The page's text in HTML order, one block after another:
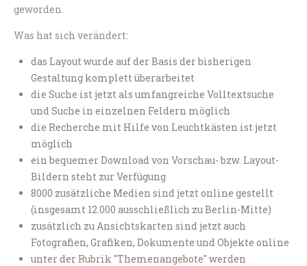
geworden.
Was hat sich verändert:
das Layout wurde auf der Basis der bisherigen
Gestaltung komplett überarbeitet
die Suche ist jetzt als umfangreiche Volltextsuche
und Suche in einzelnen Feldern möglich
die Recherche mit Hilfe von Leuchtkästen ist jetzt
möglich
ein bequemer Download von Vorschau- bzw. Layout-
Bildern steht zur Verfügung
8000 zusätzliche Medien sind jetzt online gestellt
(insgesamt 12.000 ausschließlich zu Berlin-Mitte)
zusätzlich zu Ansichtskarten sind jetzt auch
Fotografien, Grafiken, Dokumente und Objekte online
unter der Rubrik "Themenangebote" werden